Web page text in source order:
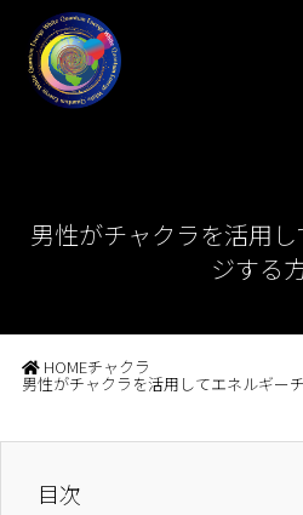
男性がチャクラを活用
ジする
HOMEチャクラ
男性がチャクラを活用してエネルギー
目次